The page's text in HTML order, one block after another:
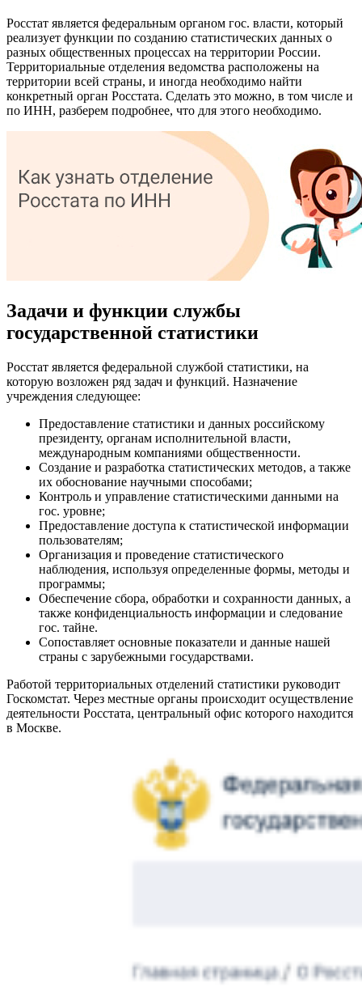
Росстат является федеральным органом гос. власти, который
реализует функции по созданию статистических данных о
разных общественных процессах на территории России.
Территориальные отделения ведомства расположены на
территории всей страны, и иногда необходимо найти
конкретный орган Росстата. Сделать это можно, в том числе и
по ИНН, разберем подробнее, что для этого необходимо.
Задачи и функции службы
государственной статистики
Росстат является федеральной службой статистики, на
которую возложен ряд задач и функций. Назначение
учреждения следующее:
Предоставление статистики и данных российскому
президенту, органам исполнительной власти,
международным компаниями общественности.
Создание и разработка статистических методов, а также
их обоснование научными способами;
Контроль и управление статистическими данными на
гос. уровне;
Предоставление доступа к статистической информации
пользователям;
Организация и проведение статистического
наблюдения, используя определенные формы, методы и
программы;
Обеспечение сбора, обработки и сохранности данных, а
также конфиденциальность информации и следование
гос. тайне.
Сопоставляет основные показатели и данные нашей
страны с зарубежными государствами.
Работой территориальных отделений статистики руководит
Госкомстат. Через местные органы происходит осуществление
деятельности Росстата, центральный офис которого находится
в Москве.